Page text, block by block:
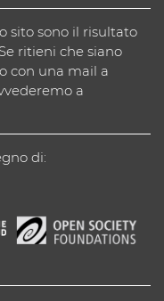
sito sono il risultato
ritieni che siano
con una mail a
a
di: